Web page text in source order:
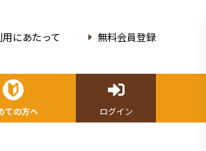
用にあたって 無料会員登録
ての方へ ログイン